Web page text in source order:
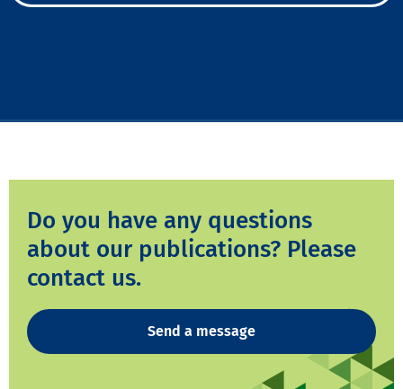
Do you have any questions
about our publications? Please
contact us.
Send a message